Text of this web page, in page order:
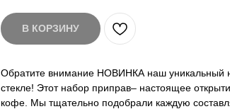
В КОРЗИНУ
Обратите внимание НОВИНКА наш уникальный
стекле! Этот набор приправ– настоящее
кофе. Мы тщательно подобрали каждую